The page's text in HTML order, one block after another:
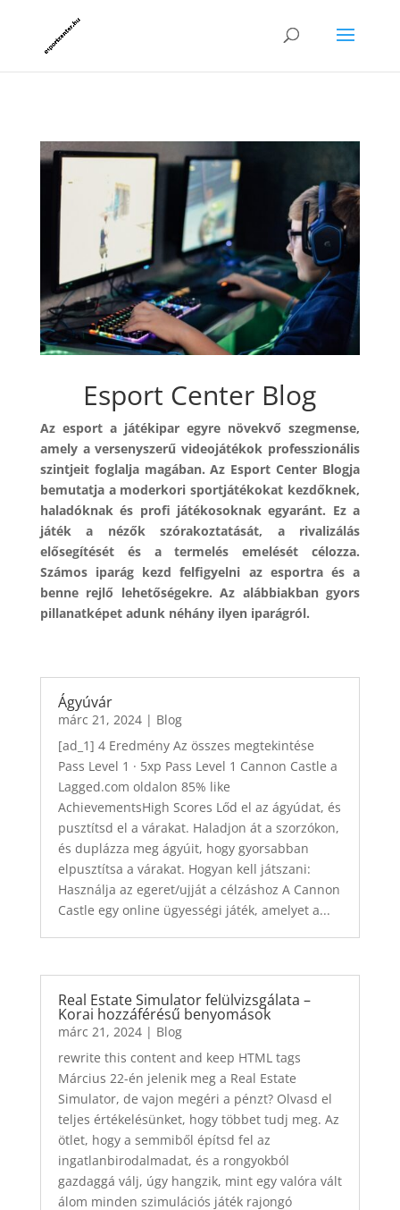
Esport Center Blog
Az esport a játékipar egyre növekvő szegmense,
amely a versenyszerű videojátékok professzionális
szintjeit foglalja magában. Az Esport Center Blogja
bemutatja a moderkori sportjátékokat kezdőknek,
haladóknak és profi játékosoknak egyaránt. Ez a
játék a nézők szórakoztatását, a rivalizálás
elősegítését és a termelés emelését célozza.
Számos iparág kezd felfigyelni az esportra és a
benne rejlő lehetőségekre. Az alábbiakban gyors
pillanatképet adunk néhány ilyen iparágról.
Ágyúvár
márc 21, 2024| Blog
[ad_1] 4 Eredmény Az összes megtekintése
Pass Level 1 · 5xp Pass Level 1 Cannon Castle a
Lagged.com oldalon 85% like
AchievementsHigh Scores Lőd el az ágyúdat, és
pusztítsd el a várakat. Haladjon át a szorzókon,
és duplázza meg ágyúit, hogy gyorsabban
elpusztítsa a várakat. Hogyan kell játszani:
Használja az egeret/ujját a célzáshoz A Cannon
Castle egy online ügyességi játék, amelyet a...
Real Estate Simulator felülvizsgálata –
Korai hozzáférésű benyomások
márc 21, 2024| Blog
rewrite this content and keep HTML tags
Március 22-én jelenik meg a Real Estate
Simulator, de vajon megéri a pénzt? Olvasd el
teljes értékelésünket, hogy többet tudj meg. Az
ötlet, hogy a semmiből építsd fel az
ingatlanbirodalmadat, és a rongyokból
gazdaggá válj, úgy hangzik, mint egy valóra vált
álom minden szimulációs játék rajongó